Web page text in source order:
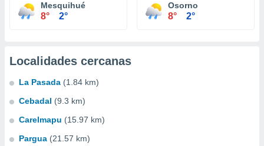
Mesquihué
8° 2°
Osorno
8° 2°
Localidades cercanas
La Pasada (1.84 km)
Cebadal (9.3 km)
Carelmapu (15.97 km)
Pargua (21.57 km)